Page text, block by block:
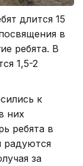
длится 15
в
ребята. В
1,5-2
к
них
ребята в
радуются
за